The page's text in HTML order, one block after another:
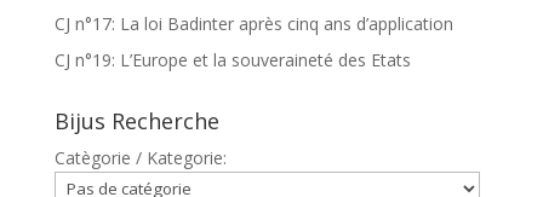
CJ n°17: La loi Badinter après cinq ans d’application
CJ n°19: L’Europe et la souveraineté des Etats
Bijus Recherche
Catègorie / Kategorie: